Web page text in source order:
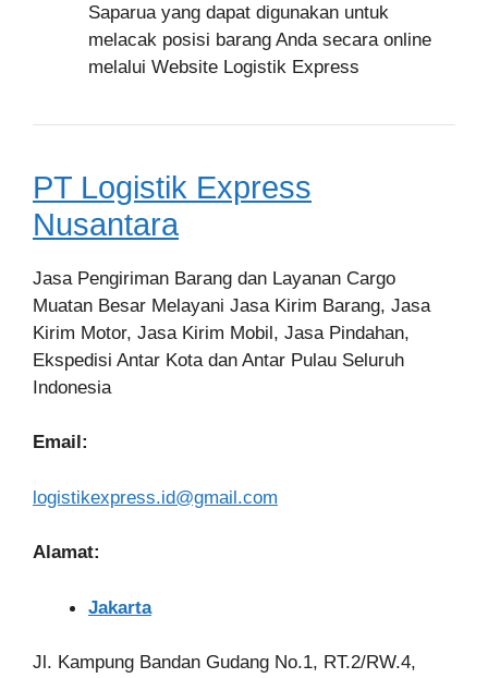
Saparua yang dapat digunakan untuk
melacak posisi barang Anda secara online
melalui Website Logistik Express
PT Logistik Express
Nusantara
Jasa Pengiriman Barang dan Layanan Cargo
Muatan Besar Melayani Jasa Kirim Barang, Jasa
Kirim Motor, Jasa Kirim Mobil, Jasa Pindahan,
Ekspedisi Antar Kota dan Antar Pulau Seluruh
Indonesia
Email:
logistikexpress.id@gmail.com
Alamat:
Jakarta
Jl. Kampung Bandan Gudang No.1, RT.2/RW.4,